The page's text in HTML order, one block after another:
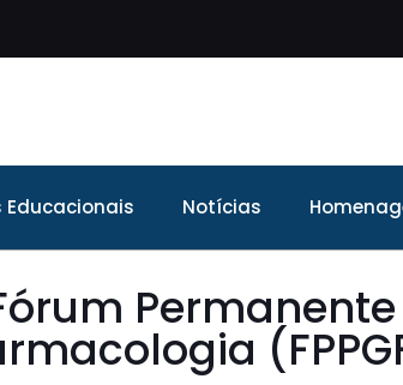
Notícias